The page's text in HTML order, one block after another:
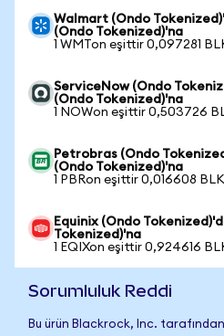
Walmart (Ondo
(Ondo Tokenized)'na
1 WMTon eşittir 0,097281
ServiceNow (Ondo
(Ondo Tokenized)'na
1 NOWon eşittir 0,503726
Petrobras (Ondo
(Ondo Tokenized)'na
1 PBRon eşittir 0,016608
Equinix (Ondo
Tokenized)'na
1 EQIXon eşittir 0,924616
Sorumluluk Reddi
Bu ürün Blackrock, Inc.